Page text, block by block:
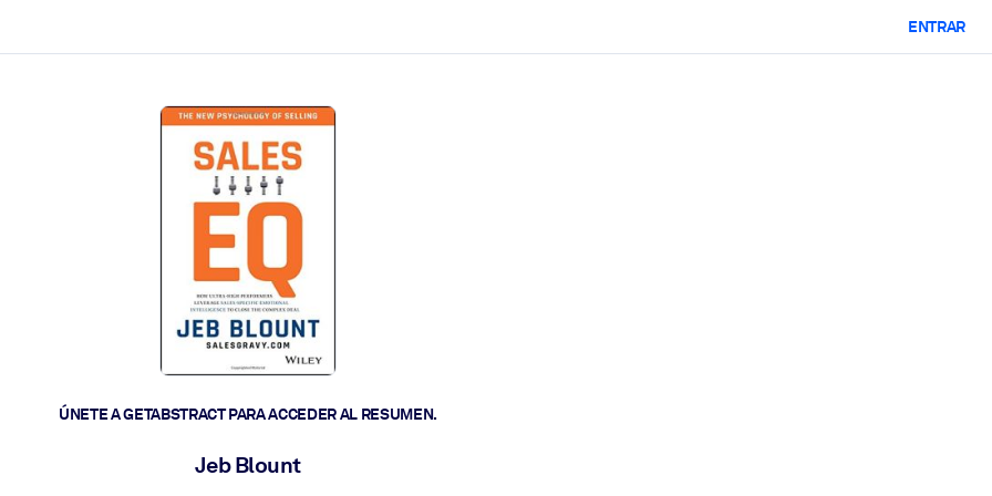
ENTRAR
ÚNETE A GETABSTRACT PARA ACCEDER AL RESUMEN.
Jeb Blount